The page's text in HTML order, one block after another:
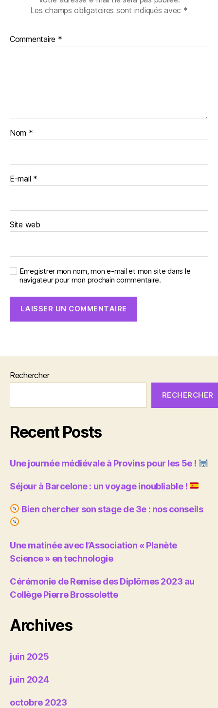
Les champs obligatoires sont indiqués avec *
Commentaire *
Nom *
E-mail *
Site web
Enregistrer mon nom, mon e-mail et mon site dans le
navigateur pour mon prochain commentaire.
Rechercher
RECHERCHER
Recent Posts
Une journée médiévale à Provins pour les 5e !
Séjour à Barcelone : un voyage inoubliable !
Bien chercher son stage de 3e : nos conseils
Une matinée avec l’Association « Planète
Science » en technologie
Cérémonie de Remise des Diplômes 2023 au
Collège Pierre Brossolette
Archives
juin 2025
juin 2024
octobre 2023